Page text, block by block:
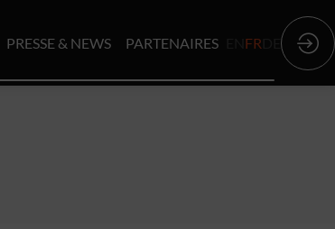
PRESSE & NEWS PARTENAIRES FR